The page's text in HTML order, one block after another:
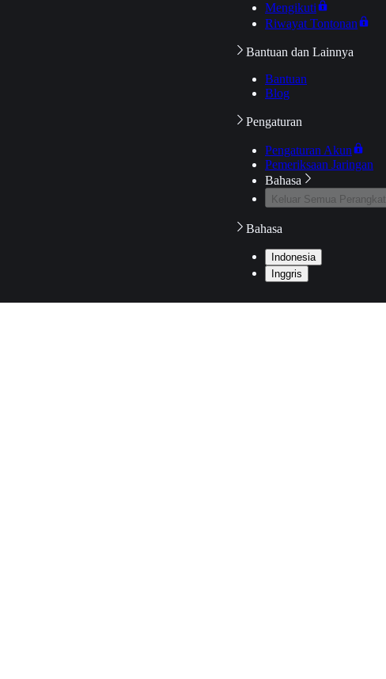
Mengikuti
Riwayat Tontonan
Bantuan dan Lainnya
Bantuan
Blog
Pengaturan
Pengaturan Akun
Pemeriksaan Jaringan
Bahasa
Keluar Semua Perangkat
Bahasa
Indonesia
Inggris